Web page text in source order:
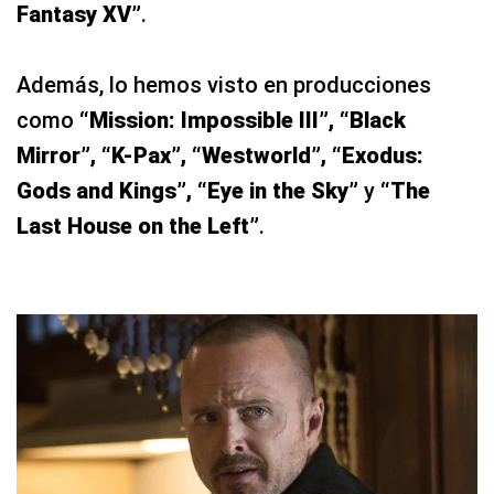
Fantasy XV”.
Además, lo hemos visto en producciones
como “Mission: Impossible III”, “Black
Mirror”, “K-Pax”, “Westworld”, “Exodus:
Gods and Kings”, “Eye in the Sky” y “The
Last House on the Left”.